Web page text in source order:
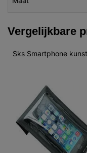
Vergelijkbare
Sks Smartphone